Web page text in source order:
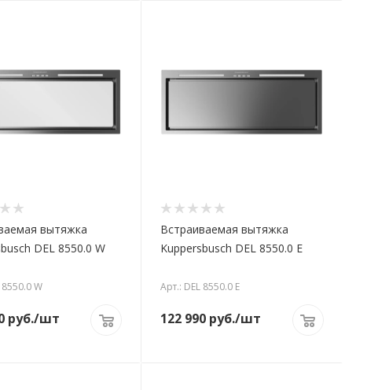
вытяжка
DEL 8550.0 W
W
руб./шт
Встраиваемая вытяжка
Kuppersbusch DEL 8550.0 E
Арт.: DEL 8550.0 E
122 990 руб./шт